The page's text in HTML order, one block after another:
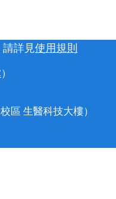
詳見使用規則
）
校區 生醫科技大樓）